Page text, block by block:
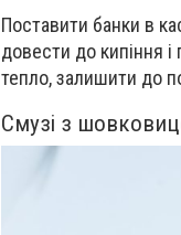
Поставити банки в
довести до кипіння
тепло, залишити до
Смузі з